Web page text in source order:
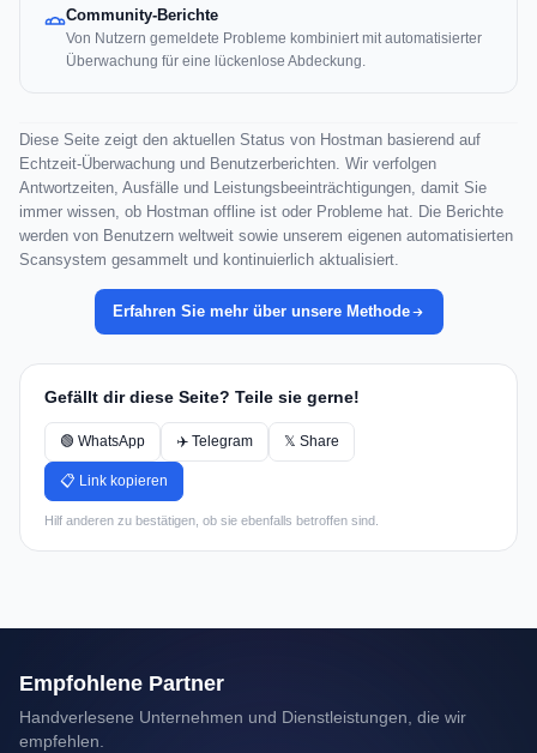
Community-Berichte
Von Nutzern gemeldete Probleme kombiniert mit automatisierter
Überwachung für eine lückenlose Abdeckung.
Diese Seite zeigt den aktuellen Status von Hostman basierend auf
Echtzeit-Überwachung und Benutzerberichten. Wir verfolgen
Antwortzeiten, Ausfälle und Leistungsbeeinträchtigungen, damit Sie
immer wissen, ob Hostman offline ist oder Probleme hat. Die Berichte
werden von Benutzern weltweit sowie unserem eigenen automatisierten
Scansystem gesammelt und kontinuierlich aktualisiert.
Erfahren Sie mehr über unsere Methode
Gefällt dir diese Seite? Teile sie gerne!
🟢 WhatsApp ✈️ Telegram 𝕏 Share
📋 Link kopieren
Hilf anderen zu bestätigen, ob sie ebenfalls betroffen sind.
Empfohlene Partner
Handverlesene Unternehmen und Dienstleistungen, die wir
empfehlen.